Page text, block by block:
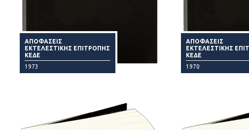
ΑΠΟΦΑΣΕΙΣ
ΕΚΤΕΛΕΣΤΙΚΗΣ ΕΠΙΤΡΟΠΗΣ
ΚΕΔΕ
1973
ΑΠΟΦΑΣΕΙΣ
ΕΚΤΕΛΕΣΤΙΚΗΣ
ΚΕΔΕ
1970